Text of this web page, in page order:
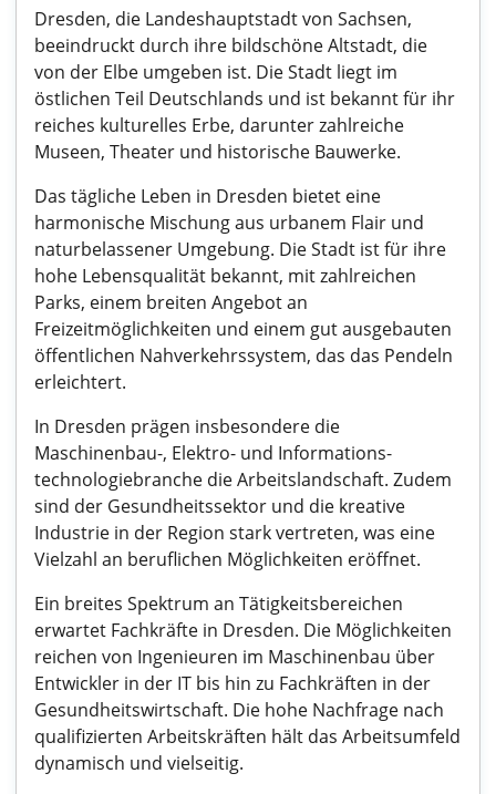
Dresden, die Landeshauptstadt von Sachsen,
beeindruckt durch ihre bildschöne Altstadt, die
von der Elbe umgeben ist. Die Stadt liegt im
östlichen Teil Deutschlands und ist bekannt für ihr
reiches kulturelles Erbe, darunter zahlreiche
Museen, Theater und historische Bauwerke.
Das tägliche Leben in Dresden bietet eine
harmonische Mischung aus urbanem Flair und
naturbelassener Umgebung. Die Stadt ist für ihre
hohe Lebensqualität bekannt, mit zahlreichen
Parks, einem breiten Angebot an
Freizeitmöglichkeiten und einem gut ausgebauten
öffentlichen Nahverkehrssystem, das das Pendeln
erleichtert.
In Dresden prägen insbesondere die
Maschinenbau-, Elektro- und Informations-
technologiebranche die Arbeitslandschaft. Zudem
sind der Gesundheitssektor und die kreative
Industrie in der Region stark vertreten, was eine
Vielzahl an beruflichen Möglichkeiten eröffnet.
Ein breites Spektrum an Tätigkeitsbereichen
erwartet Fachkräfte in Dresden. Die Möglichkeiten
reichen von Ingenieuren im Maschinenbau über
Entwickler in der IT bis hin zu Fachkräften in der
Gesundheitswirtschaft. Die hohe Nachfrage nach
qualifizierten Arbeitskräften hält das Arbeitsumfeld
dynamisch und vielseitig.